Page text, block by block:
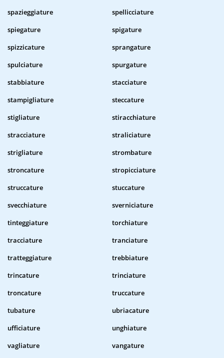
spazieggiature
spellicciature
spiegature
spigature
spizzicature
sprangature
spulciature
spurgature
stabbiature
stacciature
stampigliature
steccature
stigliature
stiracchiature
stracciature
straliciature
strigliature
strombature
stroncature
stropicciature
struccature
stuccature
svecchiature
sverniciature
tinteggiature
torchiature
tracciature
tranciature
tratteggiature
trebbiature
trincature
trinciature
troncature
truccature
tubature
ubriacature
ufficiature
unghiature
vagliature
vangature